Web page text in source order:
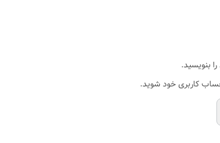
بنویسید.
حساب کاربری خود شوید.